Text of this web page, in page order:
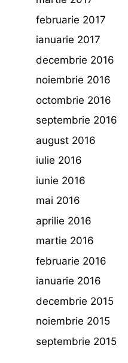
februarie 2017
ianuarie 2017
decembrie 2016
noiembrie 2016
octombrie 2016
septembrie 2016
august 2016
iulie 2016
iunie 2016
mai 2016
aprilie 2016
martie 2016
februarie 2016
ianuarie 2016
decembrie 2015
noiembrie 2015
septembrie 2015